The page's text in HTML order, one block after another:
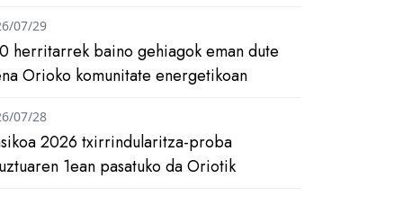
herritarrek baino gehiagok eman dute
Orioko komunitate energetikoan
07/29
2026 txirrindularitza-proba
1ean pasatuko da Oriotik
07/28